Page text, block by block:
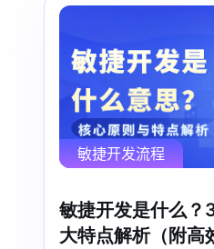
敏捷开发流程
敏捷开发是什么？
大特点解析（附高